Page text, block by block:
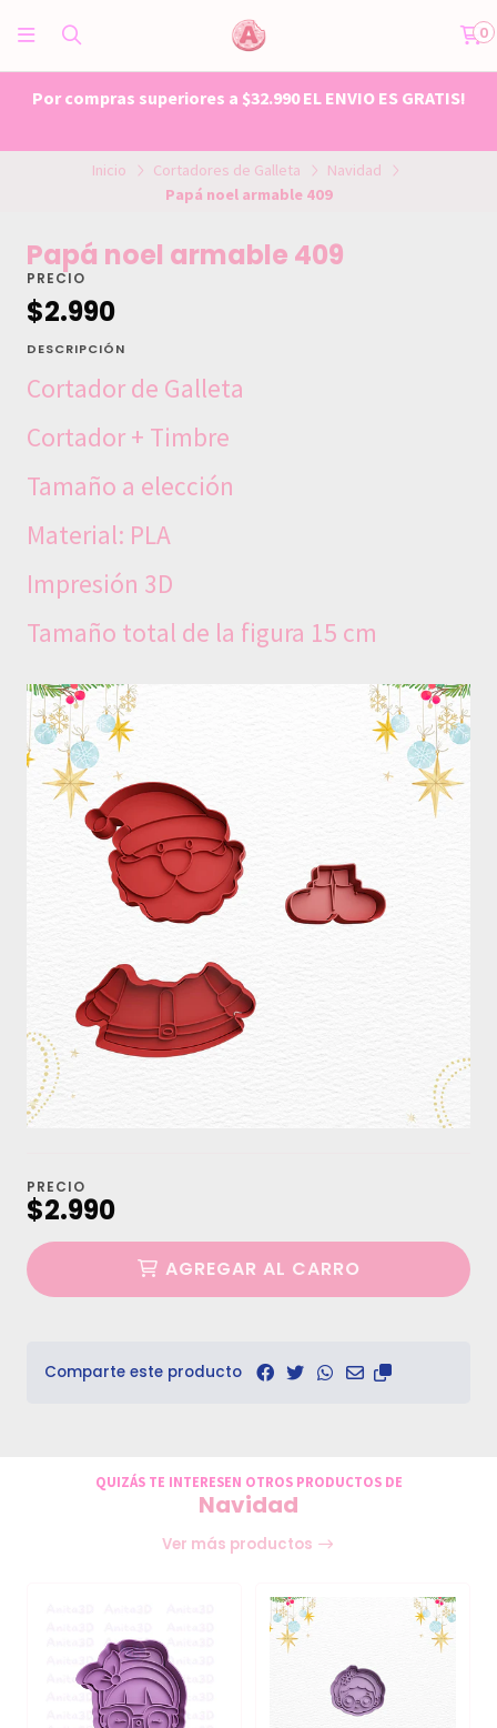
0
Por compras superiores a $32.990 EL ENVIO ES GRATIS!
Inicio Cortadores de Galleta
Navidad
Papá noel armable 409
Papá noel armable 409
PRECIO
$2.990
DESCRIPCIÓN
Cortador de Galleta
Cortador + Timbre
Tamaño a elección
Material: PLA
Impresión 3D
Tamaño total de la figura 15 cm
PRECIO
$2.990
AGREGAR AL CARRO
Comparte este producto
QUIZÁS TE INTERESEN OTROS PRODUCTOS DE
Navidad
Ver más productos